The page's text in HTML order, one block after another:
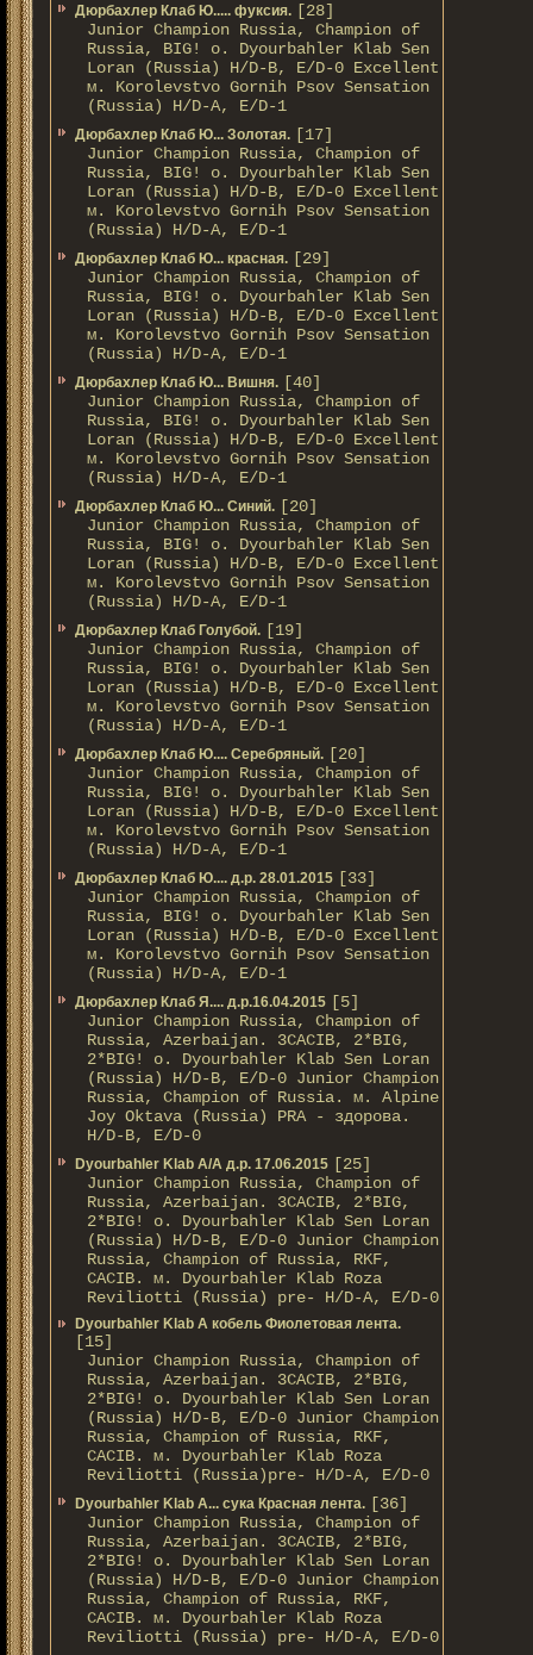
Дюрбахлер Клаб Ю..... фуксия. [28]
Junior Champion Russia, Champion of
Russia, BIG! о. Dyourbahler Klab Sen
Loran (Russia) H/D-B, E/D-0 Excellent
м. Korolevstvo Gornih Psov Sensation
(Russia) H/D-A, E/D-1
Дюрбахлер Клаб Ю... Золотая. [17]
Junior Champion Russia, Champion of
Russia, BIG! о. Dyourbahler Klab Sen
Loran (Russia) H/D-B, E/D-0 Excellent
м. Korolevstvo Gornih Psov Sensation
(Russia) H/D-A, E/D-1
Дюрбахлер Клаб Ю... красная. [29]
Junior Champion Russia, Champion of
Russia, BIG! о. Dyourbahler Klab Sen
Loran (Russia) H/D-B, E/D-0 Excellent
м. Korolevstvo Gornih Psov Sensation
(Russia) H/D-A, E/D-1
Дюрбахлер Клаб Ю... Вишня. [40]
Junior Champion Russia, Champion of
Russia, BIG! о. Dyourbahler Klab Sen
Loran (Russia) H/D-B, E/D-0 Excellent
м. Korolevstvo Gornih Psov Sensation
(Russia) H/D-A, E/D-1
Дюрбахлер Клаб Ю... Синий. [20]
Junior Champion Russia, Champion of
Russia, BIG! о. Dyourbahler Klab Sen
Loran (Russia) H/D-B, E/D-0 Excellent
м. Korolevstvo Gornih Psov Sensation
(Russia) H/D-A, E/D-1
Дюрбахлер Клаб Голубой. [19]
Junior Champion Russia, Champion of
Russia, BIG! о. Dyourbahler Klab Sen
Loran (Russia) H/D-B, E/D-0 Excellent
м. Korolevstvo Gornih Psov Sensation
(Russia) H/D-A, E/D-1
Дюрбахлер Клаб Ю.... Серебряный. [20]
Junior Champion Russia, Champion of
Russia, BIG! о. Dyourbahler Klab Sen
Loran (Russia) H/D-B, E/D-0 Excellent
м. Korolevstvo Gornih Psov Sensation
(Russia) H/D-A, E/D-1
Дюрбахлер Клаб Ю.... д.р. 28.01.2015 [33]
Junior Champion Russia, Champion of
Russia, BIG! о. Dyourbahler Klab Sen
Loran (Russia) H/D-B, E/D-0 Excellent
м. Korolevstvo Gornih Psov Sensation
(Russia) H/D-A, E/D-1
Дюрбахлер Клаб Я.... д.р.16.04.2015 [5]
Junior Champion Russia, Champion of
Russia, Azerbaijan. 3CACIB, 2*BIG,
2*BIG! о. Dyourbahler Klab Sen Loran
(Russia) H/D-B, E/D-0 Junior Champion
Russia, Champion of Russia. м. Alpine
Joy Oktava (Russia) PRA - здорова.
H/D-B, E/D-0
Dyourbahler Klab A/А д.р. 17.06.2015 [25]
Junior Champion Russia, Champion of
Russia, Azerbaijan. 3CACIB, 2*BIG,
2*BIG! о. Dyourbahler Klab Sen Loran
(Russia) H/D-B, E/D-0 Junior Champion
Russia, Champion of Russia, RKF,
CACIB. м. Dyourbahler Klab Roza
Reviliotti (Russia) pre- H/D-A, E/D-0
Dyourbahler Klab A кобель Фиолетовая лента.
[15]
Junior Champion Russia, Champion of
Russia, Azerbaijan. 3CACIB, 2*BIG,
2*BIG! о. Dyourbahler Klab Sen Loran
(Russia) H/D-B, E/D-0 Junior Champion
Russia, Champion of Russia, RKF,
CACIB. м. Dyourbahler Klab Roza
Reviliotti (Russia)pre- H/D-A, E/D-0
Dyourbahler Klab A... сука Красная лента. [36]
Junior Champion Russia, Champion of
Russia, Azerbaijan. 3CACIB, 2*BIG,
2*BIG! о. Dyourbahler Klab Sen Loran
(Russia) H/D-B, E/D-0 Junior Champion
Russia, Champion of Russia, RKF,
CACIB. м. Dyourbahler Klab Roza
Reviliotti (Russia) pre- H/D-A, E/D-0